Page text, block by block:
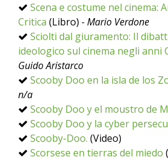
Scena e costume nel cinema:
Critica (Libro) - Mario Verdone
Sciolti dal giuramento: Il
ideologico sul cinema negli anni
Guido Aristarco
Scooby Doo en la isla de los
n/a
Scooby Doo y el moustro de
Scooby Doo y la cyber
Scooby-Doo. (Video)
Scorsese en tierras del miedo